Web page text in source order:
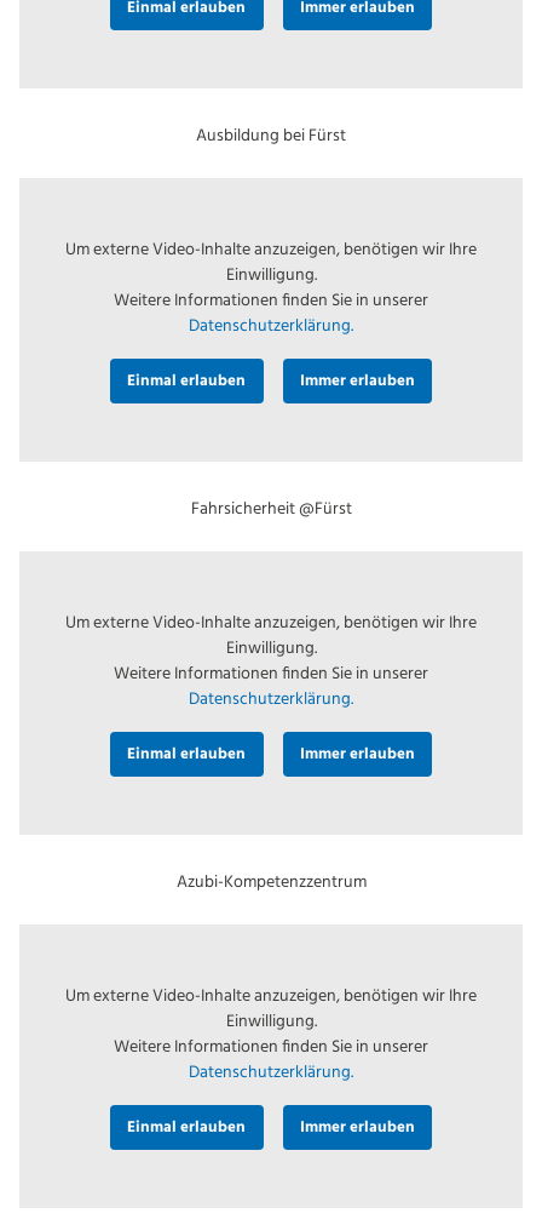
Einmal erlauben Immer erlauben
Ausbildung bei Fürst
Um externe Video-Inhalte anzuzeigen, benötigen wir Ihre
Einwilligung.
Weitere Informationen finden Sie in unserer
Datenschutzerklärung.
Einmal erlauben Immer erlauben
Fahrsicherheit @Fürst
Um externe Video-Inhalte anzuzeigen, benötigen wir Ihre
Einwilligung.
Weitere Informationen finden Sie in unserer
Datenschutzerklärung.
Einmal erlauben Immer erlauben
Azubi-Kompetenzzentrum
Um externe Video-Inhalte anzuzeigen, benötigen wir Ihre
Einwilligung.
Weitere Informationen finden Sie in unserer
Datenschutzerklärung.
Einmal erlauben Immer erlauben